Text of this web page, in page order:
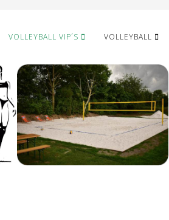
VOLLEYBALL VIP´S VOLLEYBALL